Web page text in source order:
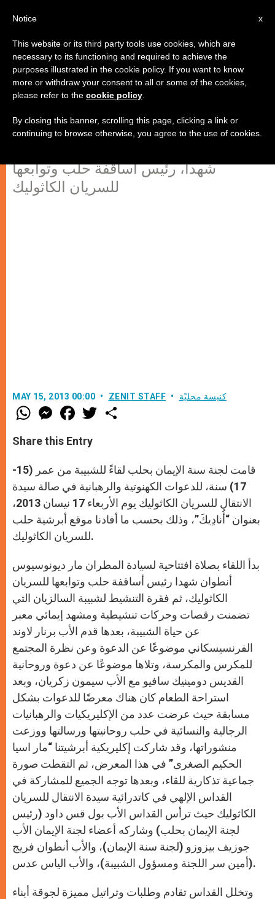
حلب: لقاء الشبيبة للدعوات الكهنوتية
والرهبانية "أُنادِيكَ" في سنة الإيمان
شهدا، رئيس أساقفة حلب وتوابعها
للسريان الكاثوليك
MAY 15, 2013 00:00 ZENIT STAFF كنيسة محليّة
W
h
t
s
p
M
e
s
e
g
e
r
F
a
e
b
o
k
w
r
Share this Entry
قامت لجنة سنة الإيمان بحلب لقاءً للشبيبة من عمر (15-
17) سنة، للدعوات الكهنوتية والرهبانية في صالة سيدة
الانتقال للسريان الكاثوليك يوم الأربعاء 17 نيسان 2013،
بعنوان “أُنادِيكَ”، وذلك بحسب ما أفادنا موقع أبرشية حلب
للسريان الكاثوليك.
بدأ اللقاء بصلاة افتتاحية لسيادة المطران مار ديونوسيوس
أنطوان شهدا رئيس أساقفة حلب وتوابعها للسريان
الكاثوليك، ثم فقرة التنشيط لشبيبة السالزيان التي
تضمنت رقصات وحركات تنشيطية ومشهد إيمائي معبر
عن حياة الشبيبة، بعدها قدم الأب برنار لاوند
الفرنسيسكاني موضوعًا عن الدعوة وعن نظرة المجتمع
للمكرس والمكرسة، وتلاها موضوعًا عن دعوة وروحانية
القديس دومينيك سافيو مع الأب سيمون زكريان، وبعد
استراحة الطعام كان هناك معرضًا للدعوات بشكل
مسابقة حيث عرضت عدد من الإكليريكيات والرهبانيات
الرجالية والنسائية في حلب روحانيتها ورسالتها ووزعت
منشوراتها، وقد شاركت إكليريكية أبرشيتنا “مار اسيا
الحكيم الصغرى” في هذا المعرض، ثم التقطت صورة
جماعية تذكارية للقاء، وبعدها توجه الجميع للمشاركة في
القداس الإلهي في كاتدرائية سيدة الانتقال للسريان
الكاثوليك حيث ترأس القداس الأب بول قس داود (رئيس
لجنة الإيمان بحلب) وشاركه أعضاء لجنة الإيمان الأب
جوزيف بيزوزو (لجنة سنة الإيمان)، والأب أنطوان فريج
(أمين سر اللجنة ومسؤول الشبيبة)، والأب الياس عدس.
وتخلل القداس تقادم وطلبات وتراتيل مميزة لجوقة أبناء
x
Notice
This website or its third party tools use cookies, which are
necessary to its functioning and required to achieve the
purposes illustrated in the cookie policy. If you want to know
more or withdraw your consent to all or some of the cookies,
please refer to the cookie policy
By closing this banner, scrolling this page, clicking a link or
continuing to browse otherwise, you agree to the use of cookies.